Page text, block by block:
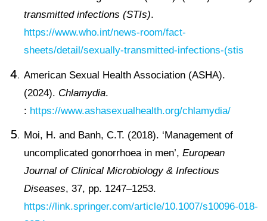
transmitted infections (STIs).
https://www.who.int/news-room/fact-
sheets/detail/sexually-transmitted-infections-(stis
American Sexual Health Association (ASHA).
(2024). Chlamydia.
: https://www.ashasexualhealth.org/chlamydia/
Moi, H. and Banh, C.T. (2018). ‘Management of
uncomplicated gonorrhoea in men’, European
Journal of Clinical Microbiology & Infectious
Diseases, 37, pp. 1247–1253.
https://link.springer.com/article/10.1007/s10096-018-